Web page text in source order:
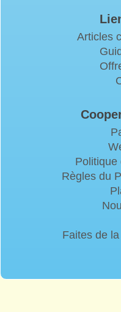
Articles
Politique
Règles du
Faites de